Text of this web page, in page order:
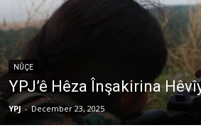
NÛÇE
YPJ’ê Hêza Înşakirina
YPJ - December 23, 2025